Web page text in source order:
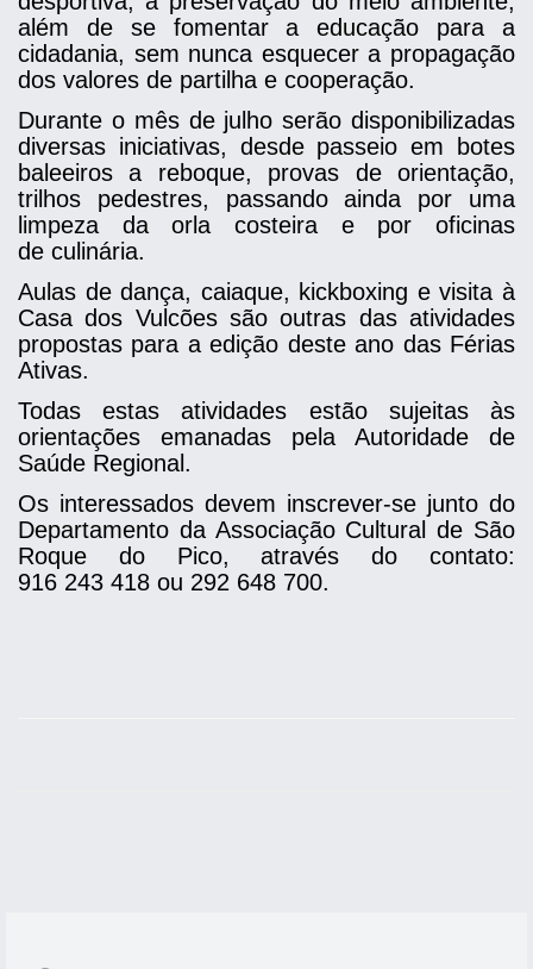
além de se fomentar a educação para a
cidadania, sem nunca esquecer a propagação
dos valores de partilha e cooperação.
Durante o mês de julho serão disponibilizadas
diversas iniciativas, desde passeio em botes
baleeiros a reboque, provas de orientação,
trilhos pedestres, passando ainda por uma
limpeza da orla costeira e por oficinas
de culinária.
Aulas de dança, caiaque, kickboxing e visita à
Casa dos Vulcões são outras das atividades
propostas para a edição deste ano das Férias
Ativas.
Todas estas atividades estão sujeitas às
orientações emanadas pela Autoridade de
Saúde Regional.
Os interessados devem inscrever-se junto do
Departamento da Associação Cultural de São
Roque do Pico, através do contato:
916 243 418 ou 292 648 700.